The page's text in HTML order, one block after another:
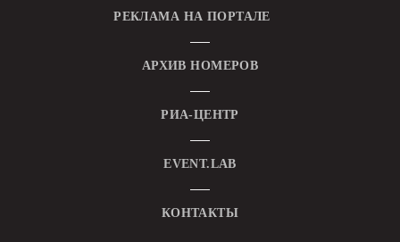
РЕКЛАМА НА ПОРТАЛЕ
АРХИВ НОМЕРОВ
РИА-ЦЕНТР
EVENT.LAB
КОНТАКТЫ